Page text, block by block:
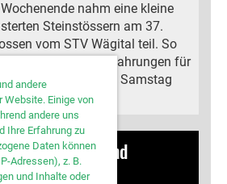
andere
Website. Einige von
andere uns
Ihre Erfahrung zu
Daten können
Adressen), z. B.
und Inhalte oder
nahm eine kleine
Steinstössern am 37.
vom STV Wägital teil. So
gemeinsam Erfahrungen für
nächsten Samstag
Wyland
Lea